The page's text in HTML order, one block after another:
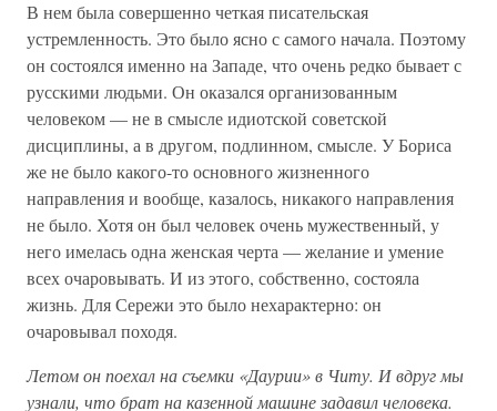
В нем была совершенно четкая писательская
устремленность. Это было ясно с самого начала. Поэтому
он состоялся именно на Западе, что очень редко бывает с
русскими людьми. Он оказался организованным
человеком — не в смысле идиотской советской
дисциплины, а в другом, подлинном, смысле. У Бориса
же не было какого-то основного жизненного
направления и вообще, казалось, никакого направления
не было. Хотя он был человек очень мужественный, у
него имелась одна женская черта — желание и умение
всех очаровывать. И из этого, собственно, состояла
жизнь. Для Сережи это было нехарактерно: он
очаровывал походя.
Летом он поехал на съемки «Даурии» в Читу. И вдруг мы
узнали, что брат на казенной машине задавил человека.